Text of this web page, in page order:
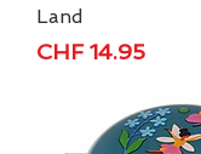
Land
Price
CHF 14.95